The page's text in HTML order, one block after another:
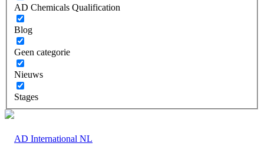
AD Chemicals Qualification
Blog
Geen categorie
Nieuws
Stages